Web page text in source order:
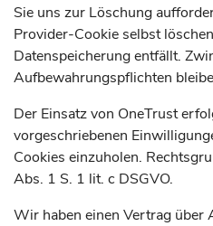
Sie uns zur Löschung
Provider-Cookie selbst
Datenspeicherung entfällt.
Aufbewahrungspflichten
Der Einsatz von OneTrust
vorgeschriebenen
Cookies einzuholen.
Abs. 1 S. 1 lit. c DSGVO.
Wir haben einen Vertrag über